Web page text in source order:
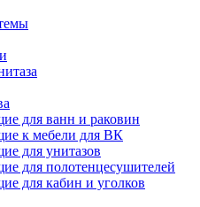
для ванн и раковин
к мебели для ВК
для унитазов
для полотенцесушителей
для кабин и уголков